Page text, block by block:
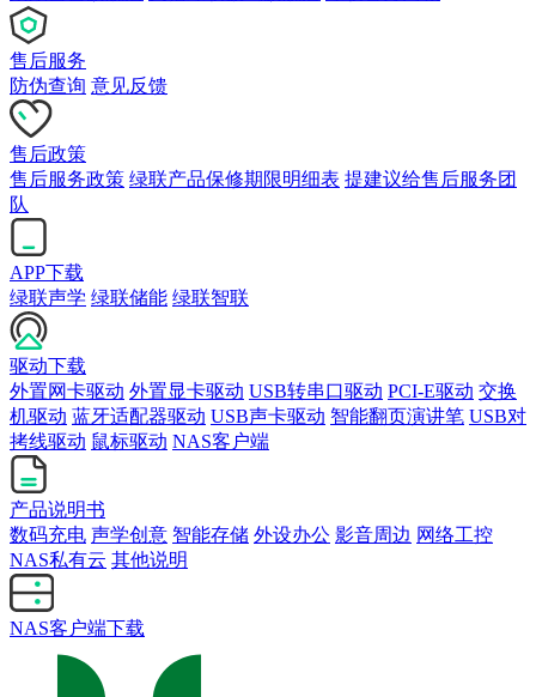
售后服务
防伪查询 意见反馈
售后政策
售后服务政策 绿联产品保修期限明细表 提建议给售后服务团
队
APP下载
绿联声学 绿联储能 绿联智联
驱动下载
外置网卡驱动 外置显卡驱动 USB转串口驱动 PCI-E驱动 交换
机驱动 蓝牙适配器驱动 USB声卡驱动 智能翻页演讲笔 USB对
拷线驱动 鼠标驱动 NAS客户端
产品说明书
数码充电 声学创意 智能存储 外设办公 影音周边 网络工控
NAS私有云 其他说明
NAS客户端下载